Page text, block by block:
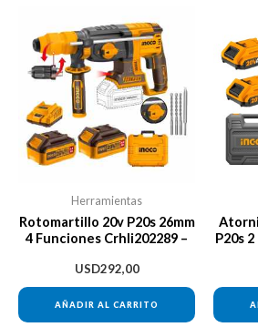
Herramientas
Rotomartillo 20v P20s 26mm
4 Funciones Crhli202289 –
USD292,00
AÑADIR AL CARRITO
P20s